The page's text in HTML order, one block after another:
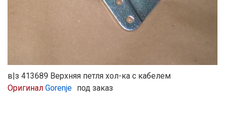
в|з 413689 Верхняя петля хол-ка с кабелем
Оригинал Gorenje под заказ